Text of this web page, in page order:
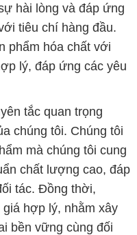
hài lòng và đáp ứng
tiêu chí hàng đầu.
phẩm hóa chất với
lý, đáp ứng các yêu
tắc quan trọng
chúng tôi. Chúng tôi
mà chúng tôi cung
chất lượng cao, đáp
tác. Đồng thời,
hợp lý, nhằm xây
bền vững cùng đối